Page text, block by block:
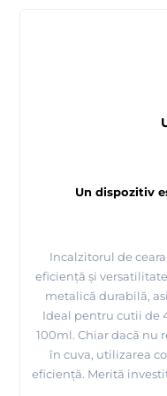
Un dispozitiv
Incalzitorul de
eficiență și
metalică durabilă,
Ideal pentru cutii de
100ml. Chiar dacă nu
în cuva, utilizarea
eficiență. Merită